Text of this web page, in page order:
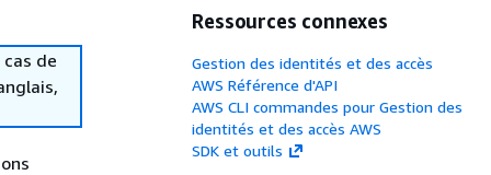
de
Ressources connexes
Gestion des identités et des accès
AWS Référence d'API
AWS CLI commandes pour Gestion des
identités et des accès AWS
SDK et outils